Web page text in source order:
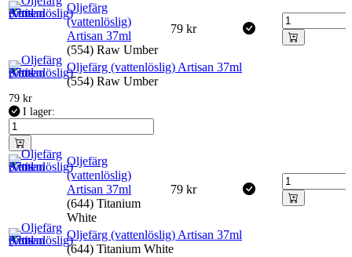
Oljefärg
(vattenlöslig)
Artisan 37ml
(554) Raw Umber
79 kr
Oljefärg (vattenlöslig) Artisan 37ml
(554) Raw Umber
79 kr
I lager:
Oljefärg
(vattenlöslig)
Artisan 37ml
(644) Titanium
White
79 kr
Oljefärg (vattenlöslig) Artisan 37ml
(644) Titanium White